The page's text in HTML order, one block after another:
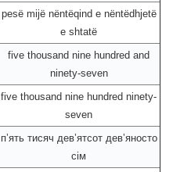
pesë mijë nëntëqind e nëntëdhjetë
e shtatë
five thousand nine hundred and
ninety-seven
five thousand nine hundred ninety-
seven
пʼять тисяч девʼятсот девʼяносто
сім